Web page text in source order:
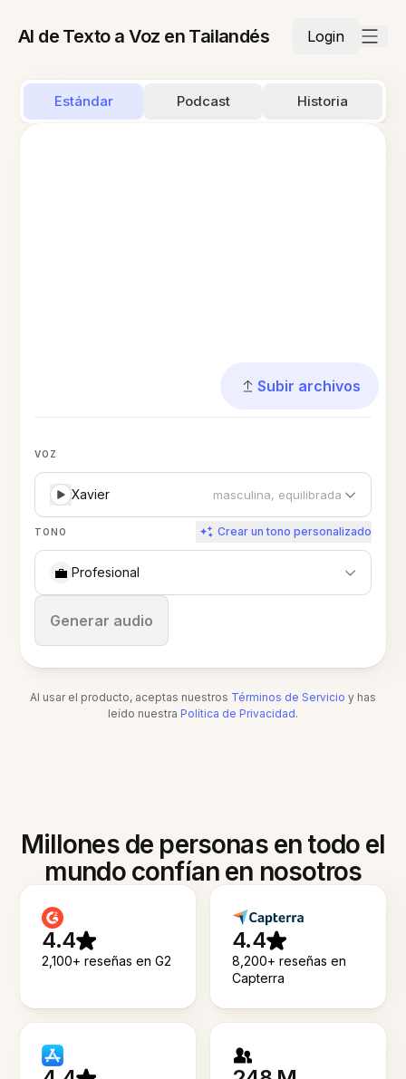
AI de Texto a Voz en Tailandés Login
Estándar Podcast Historia
Subir archivos
VOZ
Xavier masculina, equilibrada
TONO Crear un tono personalizado
💼 Profesional
Generar audio
Detener
Al usar el producto, aceptas nuestros Términos de Servicio y has
leído nuestra Política de Privacidad.
Millones de personas en todo el
mundo confían en nosotros
4.4
2,100+ reseñas en G2
4.4
8,200+ reseñas en
Capterra